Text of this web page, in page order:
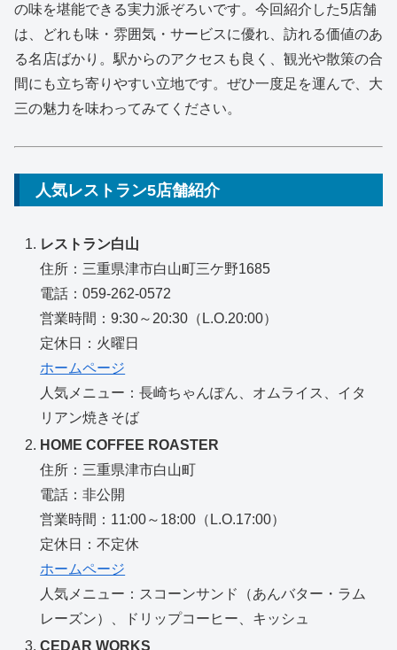
の味を堪能できる実力派ぞろいです。今回紹介した5店舗
は、どれも味・雰囲気・サービスに優れ、訪れる価値のあ
る名店ばかり。駅からのアクセスも良く、観光や散策の合
間にも立ち寄りやすい立地です。ぜひ一度足を運んで、大
三の魅力を味わってみてください。
人気レストラン5店舗紹介
レストラン白山
住所：三重県津市白山町三ケ野1685
電話：059-262-0572
営業時間：9:30～20:30（L.O.20:00）
定休日：火曜日
ホームページ
人気メニュー：長崎ちゃんぽん、オムライス、イタ
リアン焼きそば
HOME COFFEE ROASTER
住所：三重県津市白山町
電話：非公開
営業時間：11:00～18:00（L.O.17:00）
定休日：不定休
ホームページ
人気メニュー：スコーンサンド（あんバター・ラム
レーズン）、ドリップコーヒー、キッシュ
CEDAR WORKS